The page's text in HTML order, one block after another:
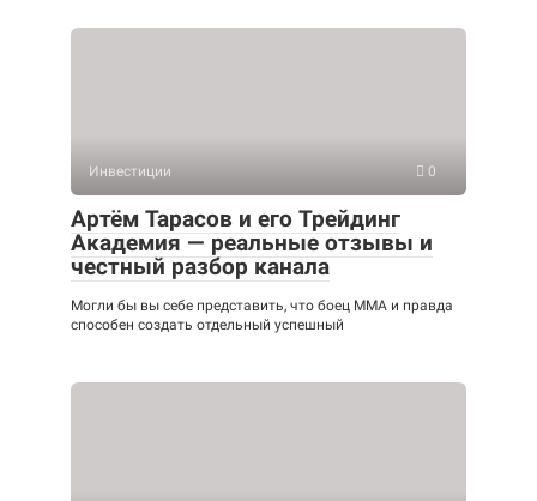
Инвестиции 0
Артём Тарасов и его Трейдинг
Академия — реальные отзывы и
честный разбор канала
Могли бы вы себе представить, что боец ММА и правда
способен создать отдельный успешный